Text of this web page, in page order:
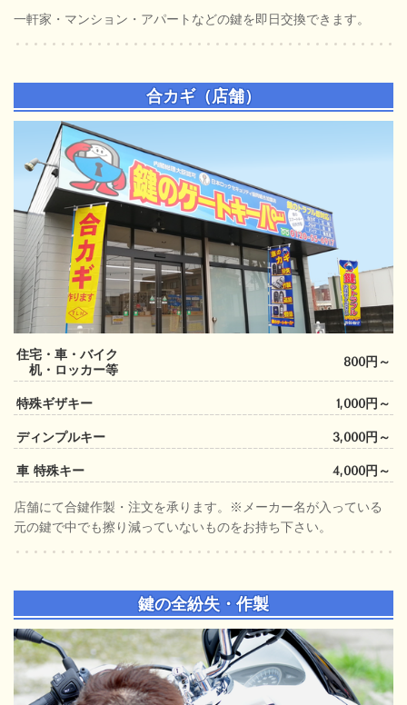
一軒家・マンション・アパートなどの鍵を即日交換できます。
合カギ（店舗）
住宅・車・バイク
机・ロッカー等
800円～
特殊ギザキー 1,000円～
ディンプルキー 3,000円～
車 特殊キー 4,000円～
店舗にて合鍵作製・注文を承ります。※メーカー名が入っている
元の鍵で中でも擦り減っていないものをお持ち下さい。
鍵の全紛失・作製